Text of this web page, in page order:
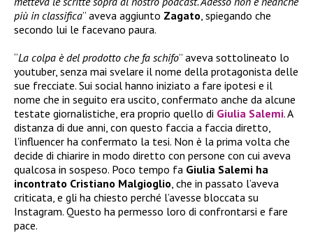
più in classifica” aveva aggiunto Zagato , spiegando che
secondo lui le facevano paura.
“La colpa è del prodotto che fa schifo” aveva sottolineato lo
youtuber, senza mai svelare il nome della protagonista delle
sue frecciate. Sui social hanno iniziato a fare ipotesi e il
nome che in seguito era uscito, confermato anche da alcune
testate giornalistiche, era proprio quello di Giulia Salemi. A
distanza di due anni, con questo faccia a faccia diretto,
l’influencer ha confermato la tesi. Non è la prima volta che
decide di chiarire in modo diretto con persone con cui aveva
qualcosa in sospeso. Poco tempo fa Giulia Salemi ha
incontrato Cristiano Malgioglio , che in passato l’aveva
criticata, e gli ha chiesto perché l’avesse bloccata su
Instagram. Questo ha permesso loro di confrontarsi e fare
pace.